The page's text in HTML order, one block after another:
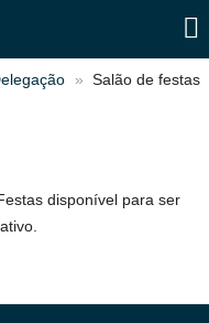
Salão de festas
disponível para ser